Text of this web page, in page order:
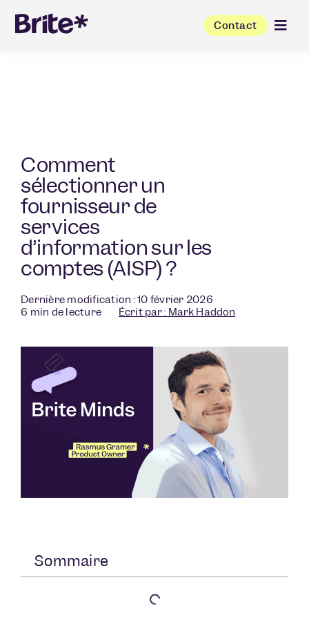
Contact
Comment
sélectionner un
fournisseur de
services
d’information sur les
comptes (AISP) ?
Dernière modification : 10 février 2026
6 min de lecture Écrit par : Mark Haddon
Sommaire